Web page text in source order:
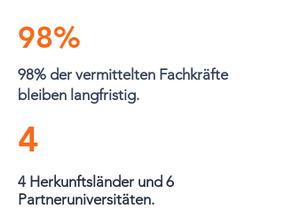
98%
98% der vermittelten Fachkräfte
bleiben langfristig.
4
4 Herkunftsländer und 6
Partneruniversitäten.